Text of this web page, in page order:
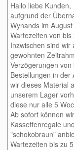
Hallo liebe Kunden,
aufgrund der
Wynands im
Wartezeiten von
Inzwischen sind
gewohnten
Verzögerungen
Bestellungen in der
wir dieses Material
unserem Lager
diese nur alle 5
Ab sofort können
Kassettenregale
"schokobraun"
Wartezeiten bis zu